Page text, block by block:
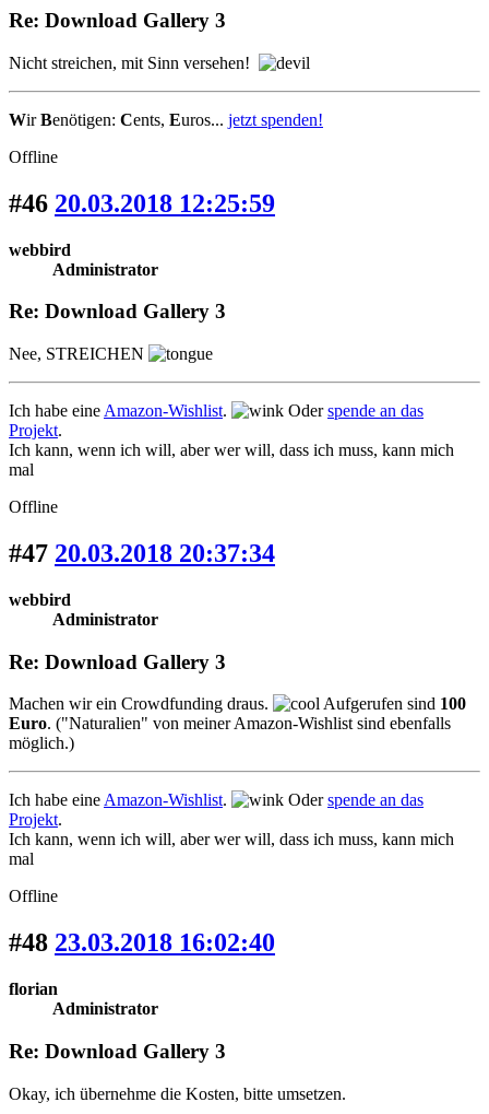
Re: Download Gallery 3
Nicht streichen, mit Sinn versehen!
WirBenötigen: Cents, Euros... jetzt spenden!
Offline
#46 20.03.2018 12:25:59
webbird
Administrator
Re: Download Gallery 3
Nee, STREICHEN
Ich habe eine Amazon-Wishlist. Oderspende an das
Projekt.
Ich kann, wenn ich will, aber wer will, dass ich muss, kann mich
mal
Offline
#47 20.03.2018 20:37:34
webbird
Administrator
Re: Download Gallery 3
Machen wir ein Crowdfunding draus. Aufgerufen sind 100
Euro. ("Naturalien" von meiner Amazon-Wishlist sind ebenfalls
möglich.)
Ich habe eine Amazon-Wishlist. Oderspende an das
Projekt.
Ich kann, wenn ich will, aber wer will, dass ich muss, kann mich
mal
Offline
#48 23.03.2018 16:02:40
florian
Administrator
Re: Download Gallery 3
Okay, ich übernehme die Kosten, bitte umsetzen.